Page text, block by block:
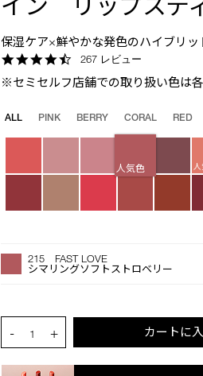
device)
access
the
suggestions
as
or
submit
form
for
entered.
保湿ケア×鮮やかな発色のハイブリッ
4.6
rating
267 レビュー
※セミセルフ店舗での取り扱い色は各
シ
ン
ALL PINK BERRY CORAL RED
人気色
プ
を
カ
ー
ト
Actions215 FAST LOVE
シマリングソフトストロベリー
- 1 + カートに